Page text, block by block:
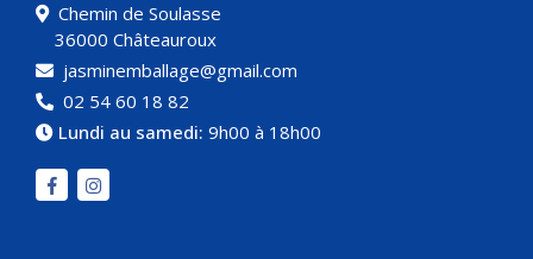
Chemin de Soulasse
36000 Châteauroux
jasminemballage@gmail.com
02 54 60 18 82
Lundi au samedi: 9h00 à 18h00